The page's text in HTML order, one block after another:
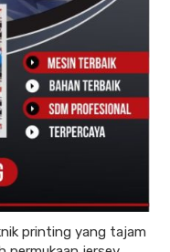
printing yang tajam